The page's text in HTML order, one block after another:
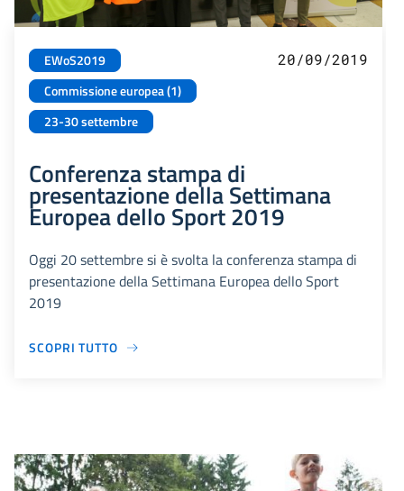
EWoS2019
Commissione europea (1)
23-30 settembre
20/09/2019
Conferenza stampa di
presentazione della Settimana
Europea dello Sport 2019
Oggi 20 settembre si è svolta la conferenza stampa di
presentazione della Settimana Europea dello Sport
2019
SCOPRI TUTTO